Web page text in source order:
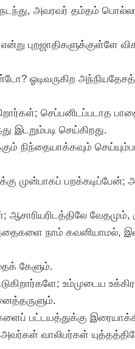
அவரவர் தம்தம்
ஓடிவருகிற
செப்பனிடப்படாத
இடறும்படி செய்கிறது.
நிந்தையாக்கவும்
முன்பாகப் பறக்கடிப்பேன்;
வேதமும்,
நாம் கவனியாமல்,
கேளும்.
உம்முடைய
பட்டயத்துக்கு
வாலிபர்கள்